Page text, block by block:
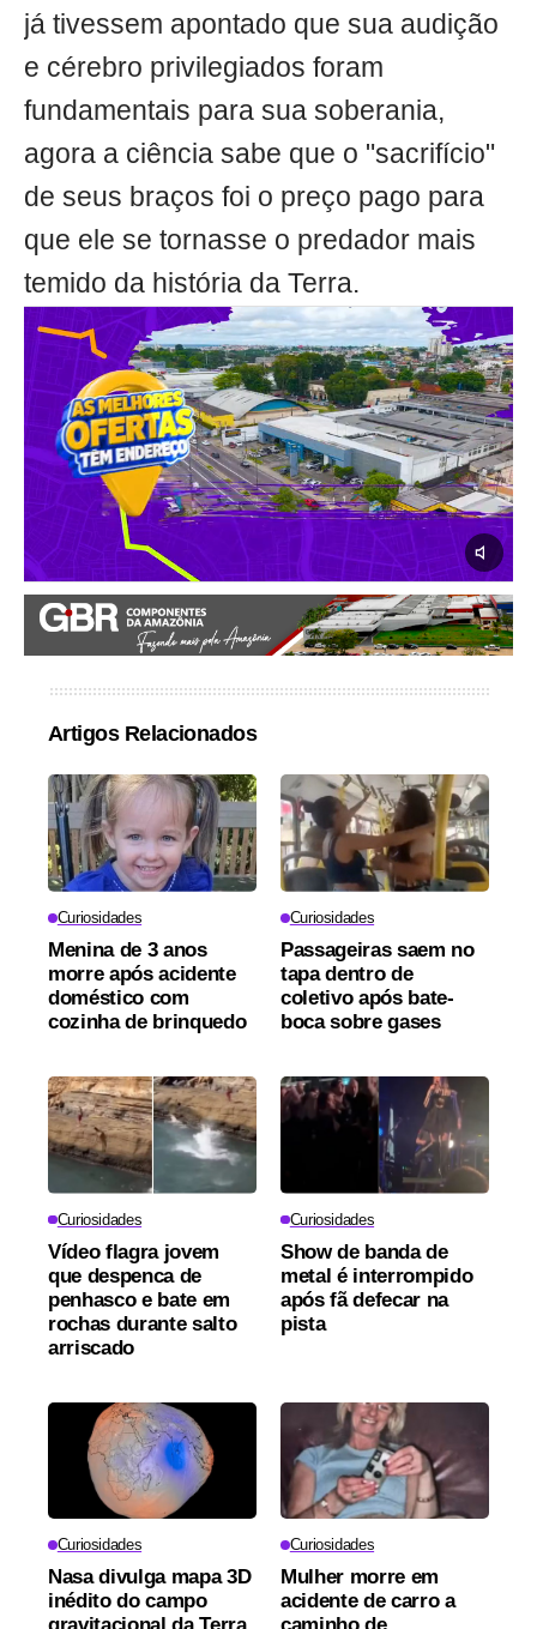
já tivessem apontado que sua audição
e cérebro privilegiados foram
fundamentais para sua soberania,
agora a ciência sabe que o "sacrifício"
de seus braços foi o preço pago para
que ele se tornasse o predador mais
temido da história da Terra.
Artigos Relacionados
Curiosidades
Menina de 3 anos
morre após acidente
doméstico com
cozinha de brinquedo
Curiosidades
Passageiras saem no
tapa dentro de
coletivo após bate-
boca sobre gases
Curiosidades
Vídeo flagra jovem
que despenca de
penhasco e bate em
rochas durante salto
arriscado
Curiosidades
Show de banda de
metal é interrompido
após fã defecar na
pista
Curiosidades
Nasa divulga mapa 3D
inédito do campo
Curiosidades
Mulher morre em
acidente de carro a